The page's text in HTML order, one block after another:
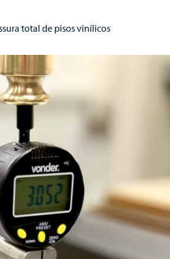
total de pisos vinílicos